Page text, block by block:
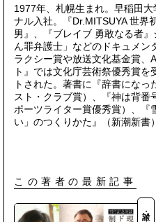
1977年、札幌生まれ。早稲田
ナル入社。『Dr.MITSUYA 世界
男』、『ブレイブ 勇敢なる者
ん罪弁護士」などのドキュメン
ラクシー賞や放送文化基金賞、
ト』では文化庁芸術祭優秀賞
トされた。著書に『辞書にな
スト・クラブ賞）、『神は背番
ポーツライター賞優秀賞）、『
い」のつくりかた』（新潮新書
この著者の最新記事